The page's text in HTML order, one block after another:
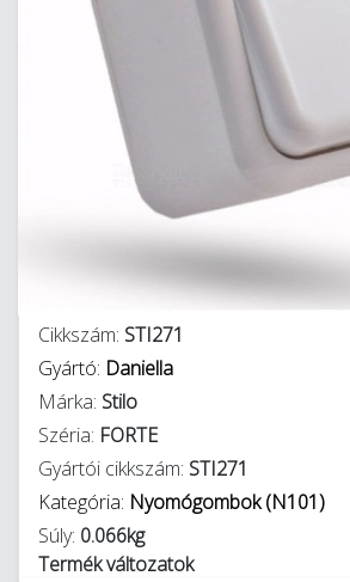
Cikkszám: STI271
Gyártó: Daniella
Márka: Stilo
Széria: FORTE
Gyártói cikkszám: STI271
Kategória: Nyomógombok (N101)
Súly: 0.066kg
Termék változatok